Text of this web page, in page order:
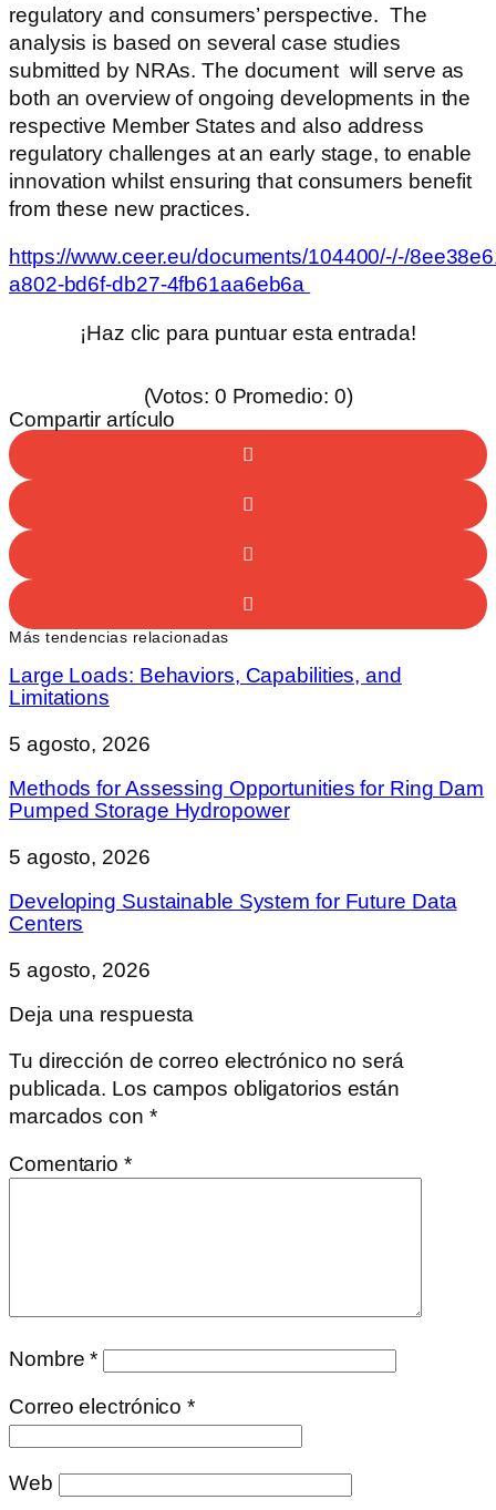
regulatory and consumers’ perspective. The
analysis is based on several case studies
submitted by NRAs. The document will serve as
both an overview of ongoing developments in the
respective Member States and also address
regulatory challenges at an early stage, to enable
innovation whilst ensuring that consumers benefit
from these new practices.
https://www.ceer.eu/documents/104400/-/-/
a802-bd6f-db27-4fb61aa6eb6a
¡Haz clic para puntuar esta entrada!
(Votos: 0 Promedio: 0)
Compartir artículo
Más tendencias relacionadas
Large Loads: Behaviors, Capabilities, and
Limitations
5 agosto, 2026
Methods for Assessing Opportunities for Ring Dam
Pumped Storage Hydropower
5 agosto, 2026
Developing Sustainable System for Future Data
Centers
5 agosto, 2026
Deja una respuesta
Tu dirección de correo electrónico no será
publicada. Los campos obligatorios están
marcados con *
Comentario *
Nombre*
Correo electrónico*
Web